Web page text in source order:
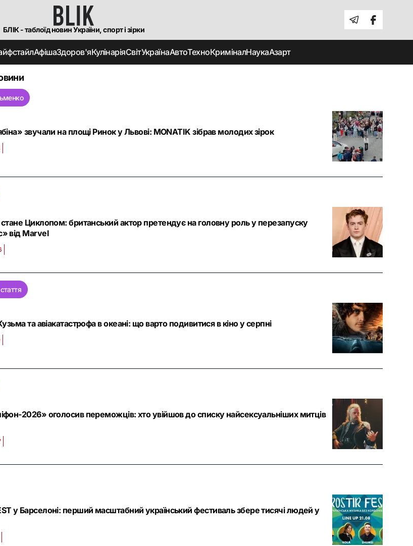
БЛІК - таблоїд новин України, спорт і зірки
АфішаЗдоров'яКулінаріяСвітУкраїнаАвтоТехноКриміналНаукаАзарт
звучали на площі Ринок у Львові: MONATIK зібрав молодих зірок
Циклопом: британський актор претендує на головну роль у перезапуску
від Marvel
та авіакатастрофа в океані: що варто подивитися в кіно у серпні
2026» оголосив переможців: хто увійшов до списку найсексуальніших митців
у Барселоні: перший масштабний український фестиваль збере тисячі людей у